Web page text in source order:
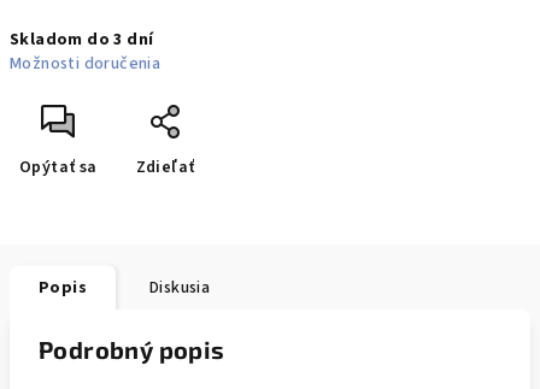
cena:
Skladom do 3 dní
Možnosti doručenia
Opýtať sa Zdieľať
Popis Diskusia
Podrobný popis